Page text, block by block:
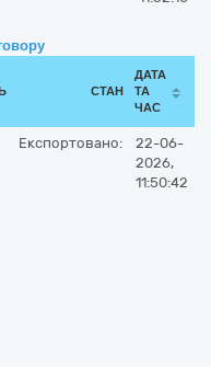
СТАН
ДАТА
ТА
ЧАС
Експортовано:
22-06-
2026,
11:50:42